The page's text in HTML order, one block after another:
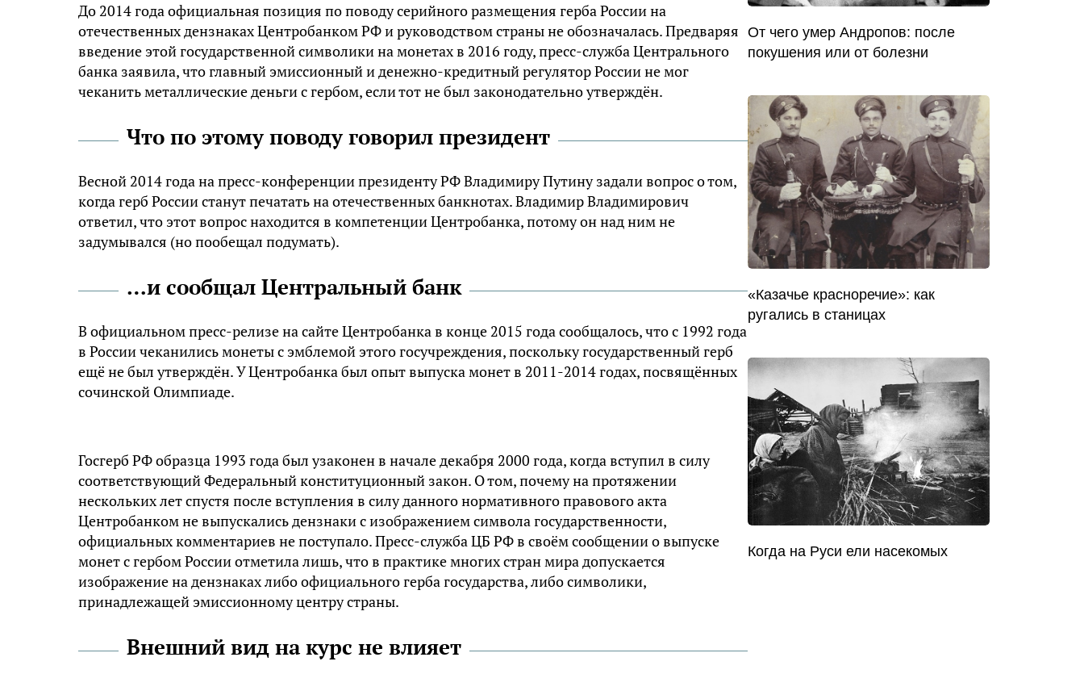
До 2014 года официальная позиция по поводу серийного размещения герба России на
отечественных дензнаках Центробанком РФ и руководством страны не обозначалась. Предваряя
введение этой государственной символики на монетах в 2016 году, пресс-служба Центрального
банка заявила, что главный эмиссионный и денежно-кредитный регулятор России не мог
чеканить металлические деньги с гербом, если тот не был законодательно утверждён.
Что по этому поводу говорил президент
Весной 2014 года на пресс-конференции президенту РФ Владимиру Путину задали вопрос о том,
когда герб России станут печатать на отечественных банкнотах. Владимир Владимирович
ответил, что этот вопрос находится в компетенции Центробанка, потому он над ним не
задумывался (но пообещал подумать).
…и сообщал Центральный банк
В официальном пресс-релизе на сайте Центробанка в конце 2015 года сообщалось, что с 1992 года
в России чеканились монеты с эмблемой этого госучреждения, поскольку государственный герб
ещё не был утверждён. У Центробанка был опыт выпуска монет в 2011-2014 годах, посвящённых
сочинской Олимпиаде.
Госгерб РФ образца 1993 года был узаконен в начале декабря 2000 года, когда вступил в силу
соответствующий Федеральный конституционный закон. О том, почему на протяжении
нескольких лет спустя после вступления в силу данного нормативного правового акта
Центробанком не выпускались дензнаки с изображением символа государственности,
официальных комментариев не поступало. Пресс-служба ЦБ РФ в своём сообщении о выпуске
монет с гербом России отметила лишь, что в практике многих стран мира допускается
изображение на дензнаках либо официального герба государства, либо символики,
принадлежащей эмиссионному центру страны.
Внешний вид на курс не влияет
От чего умер Андропов: после
покушения или от болезни
«Казачье красноречие»: как
ругались в станицах
Когда на Руси ели насекомых